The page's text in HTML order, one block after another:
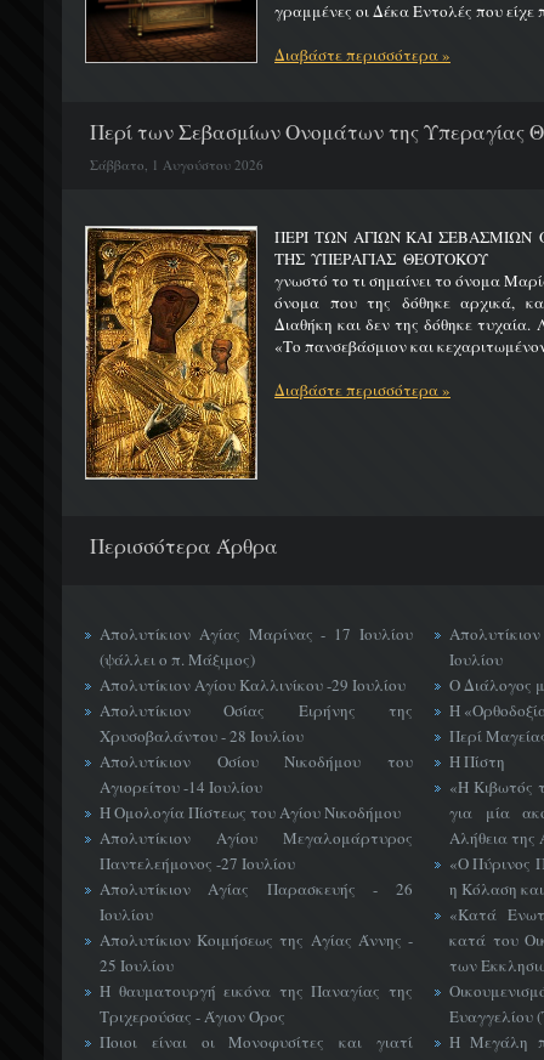
γραμμένες οι Δέκα Εντολές που είχε
Διαβάστε περισσότερα »
Περί των Σεβασμίων Ονομάτων της Υπεραγίας
Σάββατο, 1 Αυγούστου 2026
ΠΕΡΙ ΤΩΝ ΑΓΙΩΝ ΚΑΙ
ΤΗΣ ΥΠΕΡΑΓΙΑΣ ΘΕΟΤΟΚΟΥ
γνωστό το τι σημαίνει το όνομα
όνομα που της δόθηκε αρχικά,
Διαθήκη και δεν της δόθηκε τυχαία.
«Το πανσεβάσμιον και
Διαβάστε περισσότερα »
Περισσότερα Άρθρα
Απολυτίκιον Αγίας Μαρίνας - 17 Ιουλίου
(ψάλλει ο π. Μάξιμος)
Απολυτίκιον Αγίου Καλλινίκου -29 Ιουλίου
Απολυτίκιον Οσίας Ειρήνης της
Χρυσοβαλάντου - 28 Ιουλίου
Απολυτίκιον Οσίου Νικοδήμου του
Αγιορείτου -14 Ιουλίου
Η Ομολογία Πίστεως του Αγίου Νικοδήμου
Απολυτίκιον Αγίου Μεγαλομάρτυρος
Παντελεήμονος -27 Ιουλίου
Απολυτίκιον Αγίας Παρασκευής - 26
Ιουλίου
Απολυτίκιον Κοιμήσεως της Αγίας Άννης -
25 Ιουλίου
Η θαυματουργή εικόνα της Παναγίας της
Τριχερούσας - Άγιον Όρος
Ποιοι είναι οι Μονοφυσίτες και γιατί
Ιουλίου
Ο Διάλογος
Η
Περί
Η Πίστη
«H Κιβωτός
για μία
Αλήθεια της
«Ο Πύρινος
η Κόλαση
«Κατά
κατά του
των
Ευαγγελίου
Η Μεγάλη